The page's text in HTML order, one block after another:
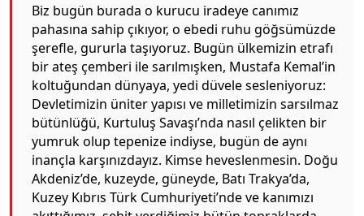
Biz bugün burada o kurucu iradeye canımız
pahasına sahip çıkıyor, o ebedi ruhu göğsümüzde
şerefle, gururla taşıyoruz. Bugün ülkemizin etrafı
bir ateş çemberi ile sarılmışken, Mustafa Kemal’in
koltuğundan dünyaya, yedi düvele sesleniyoruz:
Devletimizin üniter yapısı ve milletimizin sarsılmaz
bütünlüğü, Kurtuluş Savaşı’nda nasıl çelikten bir
yumruk olup tepenize indiyse, bugün de aynı
inançla karşınızdayız. Kimse heveslenmesin. Doğu
Akdeniz’de, kuzeyde, güneyde, Batı Trakya’da,
Kuzey Kıbrıs Türk Cumhuriyeti’nde ve kanımızı